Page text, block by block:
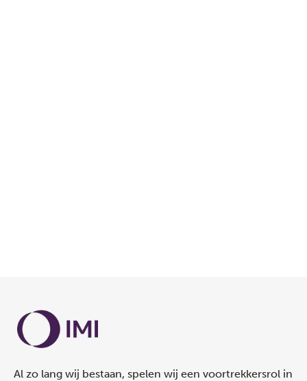
Al zo lang wij bestaan, spelen wij een voortrekkersrol in